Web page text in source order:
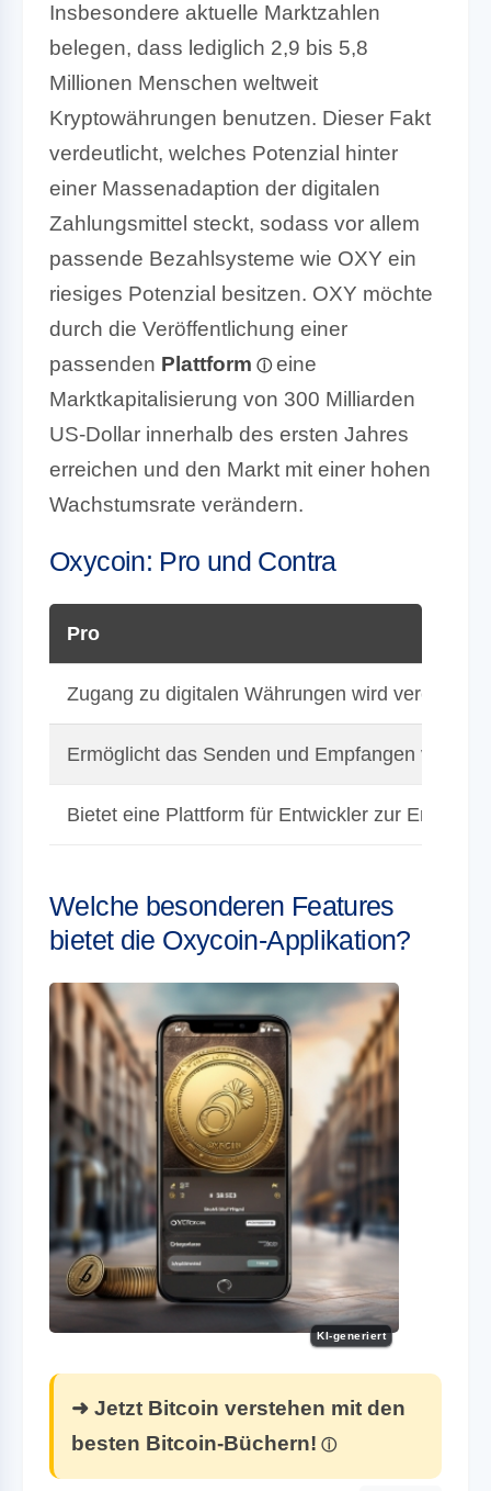
Insbesondere aktuelle Marktzahlen
belegen, dass lediglich 2,9 bis 5,8
Millionen Menschen weltweit
Kryptowährungen benutzen. Dieser Fakt
verdeutlicht, welches Potenzial hinter
einer Massenadaption der digitalen
Zahlungsmittel steckt, sodass vor allem
passende Bezahlsysteme wie OXY ein
riesiges Potenzial besitzen. OXY möchte
durch die Veröffentlichung einer
passenden Plattform
eine
Marktkapitalisierung von 300 Milliarden
US-Dollar innerhalb des ersten Jahres
erreichen und den Markt mit einer hohen
Wachstumsrate verändern.
Oxycoin: Pro und Contra
Pro
Zugang zu digitalen Währungen wird vereinfacht
Ermöglicht das Senden und Empfangen von
Bietet eine Plattform für Entwickler zur
Welche besonderen Features
bietet die Oxycoin-Applikation?
KI-generiert
➜ Jetzt Bitcoin verstehen mit den
besten Bitcoin-Büchern!